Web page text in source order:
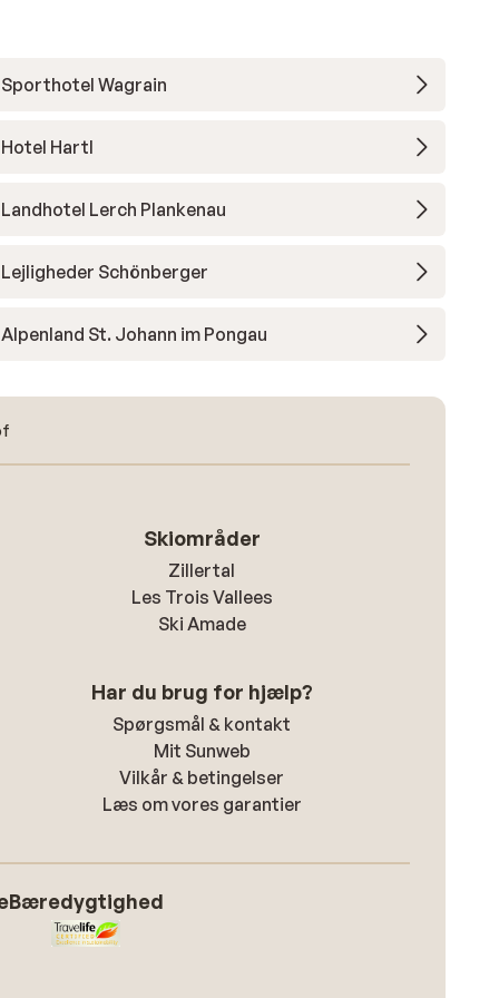
Sporthotel Wagrain
Hotel Hartl
Landhotel Lerch Plankenau
Lejligheder Schönberger
Alpenland St. Johann im Pongau
Skiområder
Zillertal
Les Trois Vallees
Ski Amade
Har du brug for hjælp?
Spørgsmål & kontakt
Mit Sunweb
Vilkår & betingelser
Læs om vores garantier
Bæredygtighed